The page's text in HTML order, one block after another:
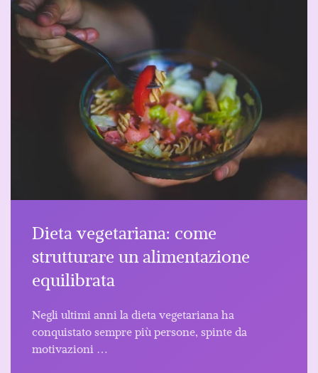
Dieta vegetariana: come
strutturare un alimentazione
equilibrata
Negli ultimi anni la dieta vegetariana ha
conquistato sempre più persone, spinte da
motivazioni …